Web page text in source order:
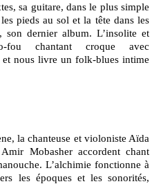
sa guitare, dans le plus simple
pieds au sol et la tête dans les
dernier album. L’insolite et
fou chantant croque avec
et nous livre un folk-blues intime
la chanteuse et violoniste Aïda
Mobasher accordent chant
L’alchimie fonctionne à
les époques et les sonorités,